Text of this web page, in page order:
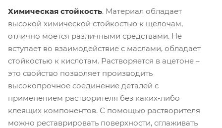
Химическая стойкость. Материал обладает
высокой химической стойкостью к щелочам,
отлично моется различными средствами. Не
вступает во взаимодействие с маслами, обладает
стойкостью к кислотам. Растворяется в ацетоне –
это свойство позволяет производить
высокопрочное соединение деталей с
применением растворителя без каких-либо
клеящих компонентов. С помощью растворителя
можно реставрировать поверхности, сглаживать